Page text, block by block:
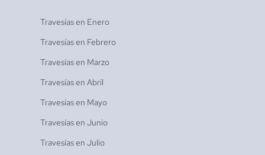
Travesías en Enero
Travesías en Febrero
Travesías en Marzo
Travesías en Abril
Travesías en Mayo
Travesías en Junio
Travesías en Julio